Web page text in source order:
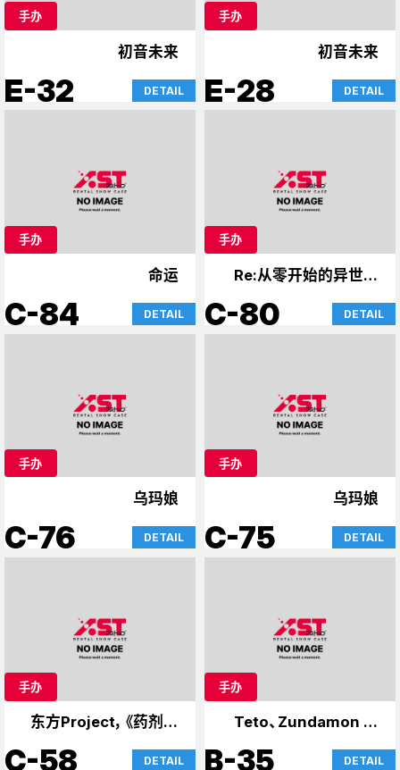
手办
初音未来
E-32 DETAIL
手办
初音未来
E-28 DETAIL
手办
命运
C-84 DETAIL
手办
Re:从零开始的异世界
生活
C-80 DETAIL
手办
乌玛娘
C-76 DETAIL
手办
乌玛娘
C-75 DETAIL
手办
东方Project，《药剂师
日记》
C-58 DETAIL
手办
Teto、Zundamon 和
Yukari
B-35 DETAIL